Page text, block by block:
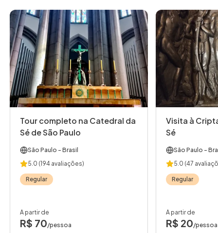
Tour completo na Catedral da
Sé de São Paulo
São Paulo - Brasil
5.0 (194 avaliações)
Regular
A partir de
R$ 70/pessoa
Visita à
Sé
São Paulo -
5.0 (47
Regular
A partir de
R$ 20/pessoa